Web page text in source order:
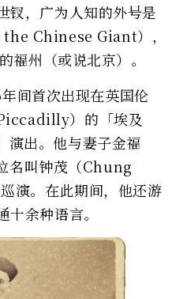
钗，广为人知的外号是
the Chinese Giant），
福州（或说北京）。
间首次出现在英国伦
）的「埃及
出。他与妻子金福
名叫钟茂（Chung
演。在此期间，他还游
余种语言。